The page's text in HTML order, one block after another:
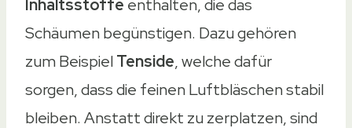
Inhaltsstoffe enthalten, die das
Schäumen begünstigen. Dazu gehören
zum BeispielTenside, welche dafür
sorgen, dass die feinen Luftbläschen stabil
bleiben. Anstatt direkt zu zerplatzen, sind